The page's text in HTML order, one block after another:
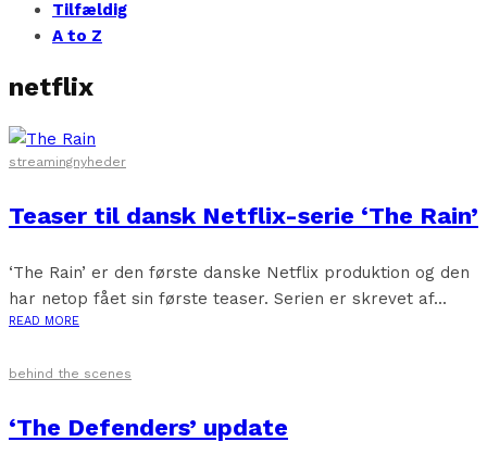
Tilfældig
A to Z
netflix
streamingnyheder
Teaser til dansk Netflix-serie ‘The Rain’
‘The Rain’ er den første danske Netflix produktion og den
har netop fået sin første teaser. Serien er skrevet af...
READ MORE
behind the scenes
‘The Defenders’ update